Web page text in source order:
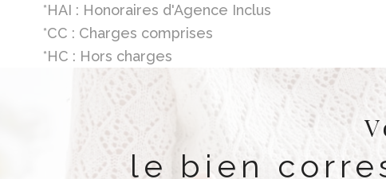
*HAI : Honoraires d'Agence Inclus
*CC : Charges comprises
*HC : Hors charges
le bien